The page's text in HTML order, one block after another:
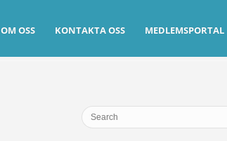
OM OSS KONTAKTA OSS MEDLEMSPORTAL